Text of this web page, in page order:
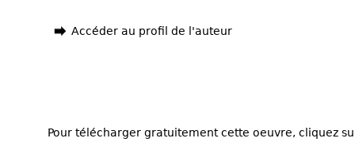
Accéder au profil de l'auteur
Pour télécharger gratuitement cette oeuvre, cliquez